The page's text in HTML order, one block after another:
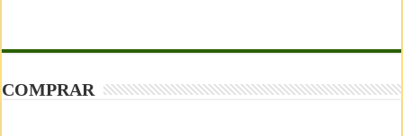
COMPRAR